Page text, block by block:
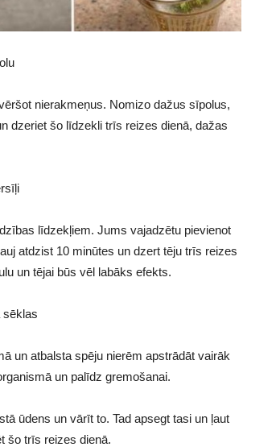
nierakmeņus. Nomizo dažus sīpolus,
dzeriet šo līdzekli trīs reizes dienā, dažas
līdzekļiem. Jums vajadzētu pievienot
atdzist 10 minūtes un dzert tēju trīs reizes
un tējai būs vēl labāks efekts.
sēklas
un atbalsta spēju nierēm apstrādāt vairāk
un palīdz gremošanai.
ūdens un vārīt to. Tad apsegt tasi un ļaut
šo trīs reizes dienā.